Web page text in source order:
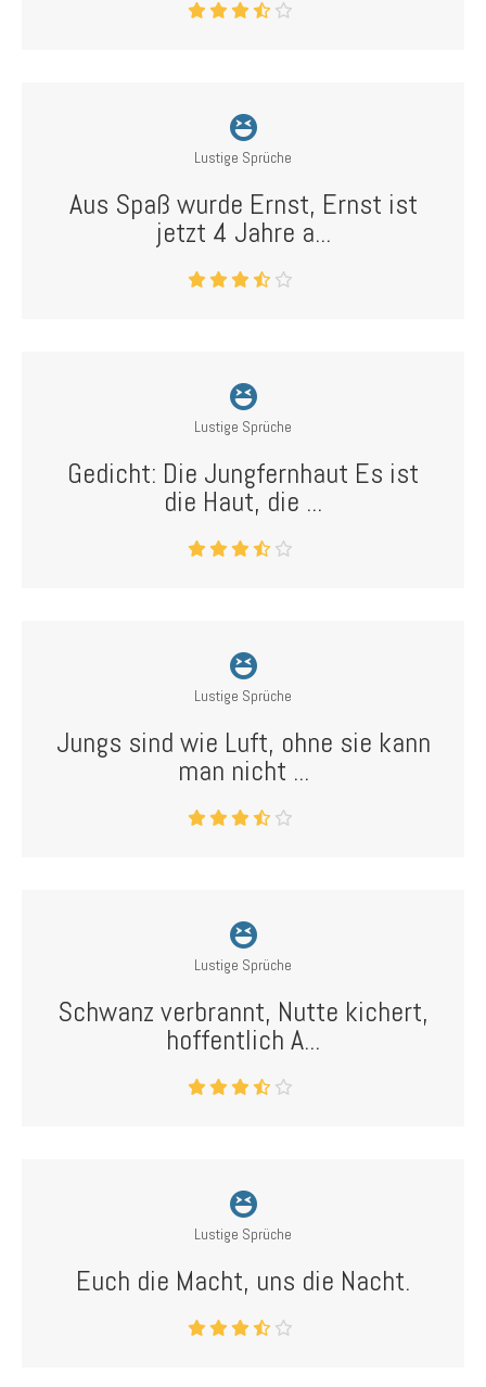
Lustige Sprüche
Aus Spaß wurde Ernst, Ernst ist
jetzt 4 Jahre a...
Lustige Sprüche
Gedicht: Die Jungfernhaut Es ist
die Haut, die ...
Lustige Sprüche
Jungs sind wie Luft, ohne sie kann
man nicht ...
Lustige Sprüche
Schwanz verbrannt, Nutte kichert,
hoffentlich A...
Lustige Sprüche
Euch die Macht, uns die Nacht.